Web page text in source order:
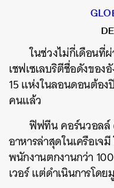
ในช่วงไม่กี่เดือนที่
เชฟเซเลบริตีชื่อดังขอ
15 แห่งในลอนดอนต้อ
คนแล้ว
ฟิฟทีน คอร์นวอลล์
อาหารล่าสุดในเครือเจ
พนักงานตกงานกว่า
เวอร์ แต่ดำเนินการโด